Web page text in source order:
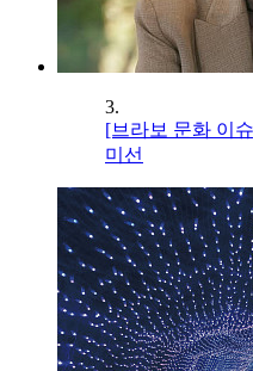
3.
[브라보 문화 이
미선